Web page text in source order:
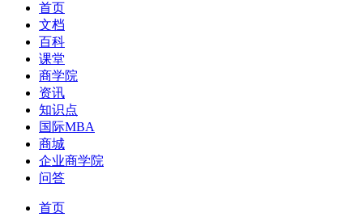
首页
文档
百科
课堂
商学院
资讯
知识点
国际MBA
商城
企业商学院
问答
首页